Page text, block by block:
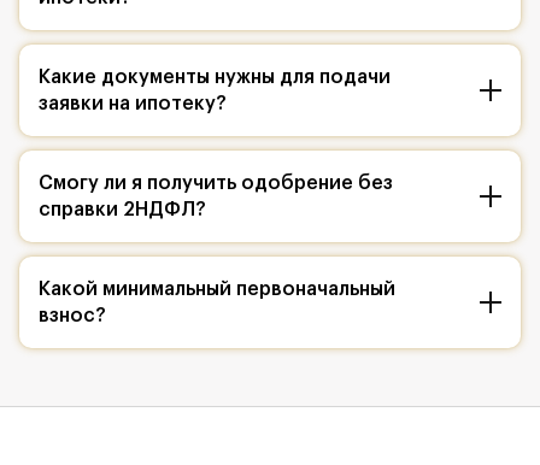
Какие документы нужны для подачи
заявки на ипотеку?
Смогу ли я получить одобрение без
справки 2НДФЛ?
Какой минимальный первоначальный
взнос?